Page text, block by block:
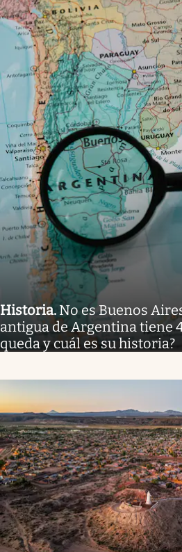
Historia. No es Buenos
antigua de Argentina tiene
queda y cuál es su historia?